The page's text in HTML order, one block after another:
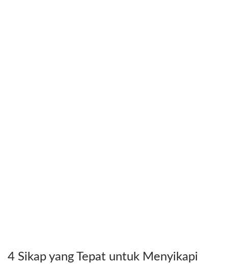
4 Sikap yang Tepat untuk Menyikapi